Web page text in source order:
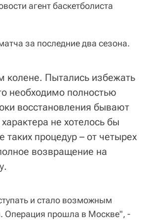
агент баскетболиста
за последние два сезона.
колене. Пытались избежать
необходимо полностью
восстановления бывают
не хотелось бы
таких процедур – от четырех
возвращение на
и стало возможным
Операция прошла в Москве", -